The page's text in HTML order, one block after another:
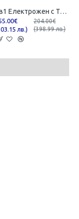
2в1 Електрожен с Телоподаващо 400А + Соларен Шлем Маска STAHLMAYER с Ролка модел: 2024
лв.)
204.00€
(398.99 лв.)